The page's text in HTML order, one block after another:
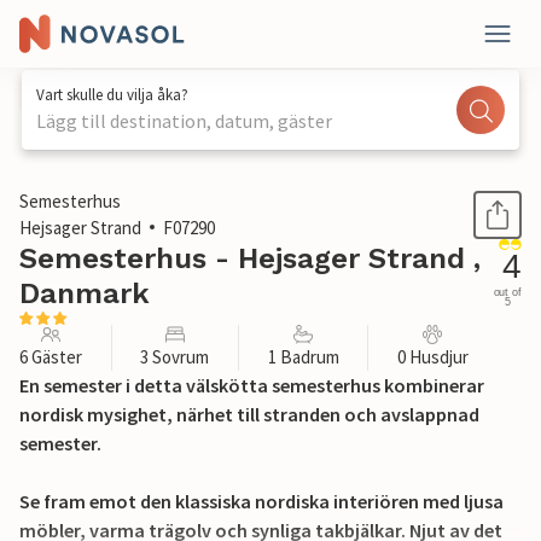
Vart skulle du vilja åka?
Lägg till destination, datum, gäster
1 / 28
Semesterhus
Hejsager Strand
F07290
Semesterhus - Hejsager Strand ,
Danmark
4
out of
5
6 Gäster 3 Sovrum 1 Badrum 0 Husdjur
En semester i detta välskötta semesterhus kombinerar
nordisk mysighet, närhet till stranden och avslappnad
semester.
Se fram emot den klassiska nordiska interiören med ljusa
möbler, varma trägolv och synliga takbjälkar. Njut av det